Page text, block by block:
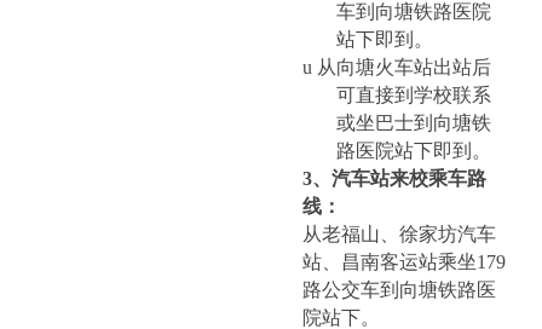
车到向塘铁路医院
站下即到。
u 从向塘火车站出站后
可直接到学校联系
或坐巴士到向塘铁
路医院站下即到。
3、汽车站来校乘车路
线：
从老福山、徐家坊汽车
站、昌南客运站乘坐179
路公交车到向塘铁路医
院站下。